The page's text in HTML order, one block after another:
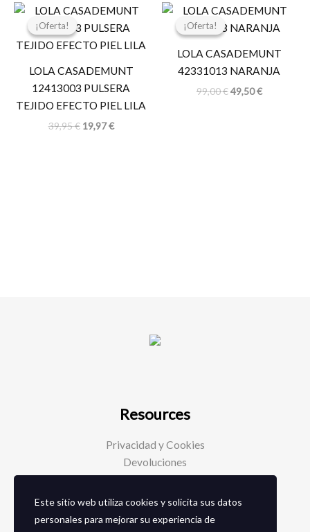
¡Oferta!
¡Oferta!
LOLA CASADEMUNT
12413003 PULSERA
TEJIDO EFECTO PIEL LILA
39,95€
El
original
era:
19,97€
El
actual
es:
¡Oferta!
¡Oferta!
LOLA CASADEMUNT
42331013 NARANJA
99,00€
El
original
99,00 €.
49,50€
El
actual
49,50 €.
Resources
Privacidad y Cookies
Devoluciones
Social Media
Este sitio web utiliza cookies y solicita sus datos
personales para mejorar su experiencia de